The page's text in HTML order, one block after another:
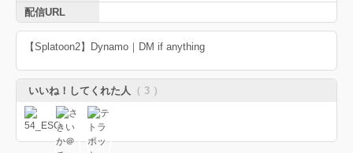
配信URL
【Splatoon2】Dynamo｜DM if anything
いいね！してくれた人 （ 3 ）